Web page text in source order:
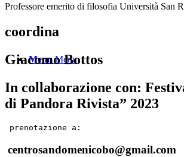
Menu Menu
Professore emerito di filosofia Università San
coordina
Giacomo Bottos
In collaborazione con:
di Pandora Rivista” 2023
prenotazione a:
centrosandomenicobo@gmail.com